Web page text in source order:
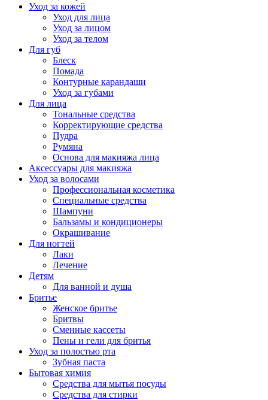
Уход за кожей
Уход для лица
Уход за лицом
Уход за телом
Для губ
Блеск
Помада
Контурные карандаши
Уход за губами
Для лица
Тональные средства
Корректирующие средства
Пудра
Румяна
Основа для макияжа лица
Аксессуары для макияжа
Уход за волосами
Профессиональная косметика
Специальные средства
Шампуни
Бальзамы и кондиционеры
Окрашивание
Для ногтей
Лаки
Лечение
Детям
Для ванной и душа
Бритье
Женское бритье
Бритвы
Сменные кассеты
Пены и гели для бритья
Уход за полостью рта
Зубная паста
Бытовая химия
Средства для мытья посуды
Средства для стирки